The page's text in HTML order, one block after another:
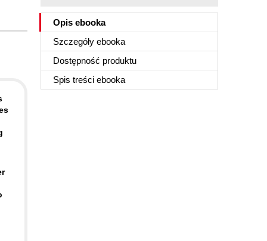
Opis ebooka
Szczegóły ebooka
Dostępność produktu
Spis treści ebooka